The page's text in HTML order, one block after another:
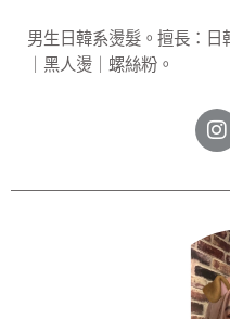
男生日韓系燙髮。擅長：
｜黑人燙｜螺絲粉。